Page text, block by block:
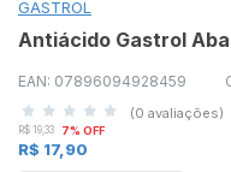
GASTROL
Antiácido Gastrol
EAN: 07896094928459
(0 avaliações)
R$ 19,33 7% OFF
R$ 17,90